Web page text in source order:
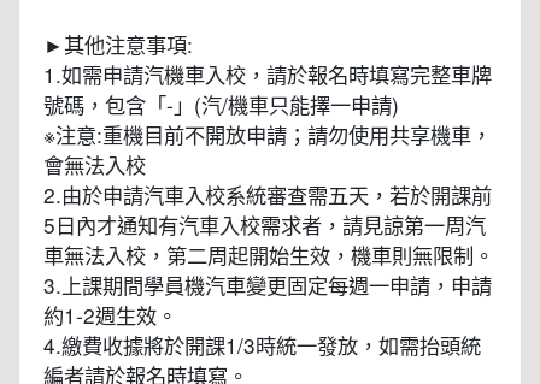
►其他注意事項:
1.如需申請汽機車入校，請於報名時填寫完整車牌
號碼，包含「-」(汽/機車只能擇一申請)
※注意:重機目前不開放申請；請勿使用共享機車，
會無法入校
2.由於申請汽車入校系統審查需五天，若於開課前
5日內才通知有汽車入校需求者，請見諒第一周汽
車無法入校，第二周起開始生效，機車則無限制。
3.上課期間學員機汽車變更固定每週一申請，申請
約1-2週生效。
4.繳費收據將於開課1/3時統一發放，如需抬頭統
編者請於報名時填寫。